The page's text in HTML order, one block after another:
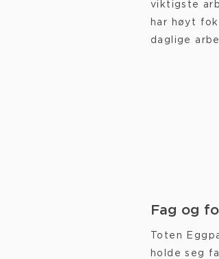
viktigste
har høyt
daglige
Fag og
Toten
holde seg